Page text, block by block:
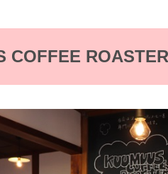
COFFEE